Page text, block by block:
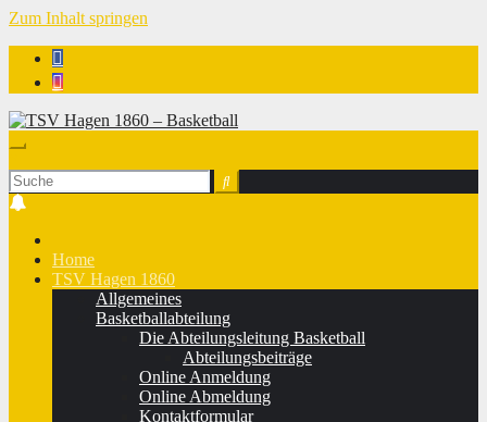
Zum Inhalt springen
Home
TSV Hagen 1860
Allgemeines
Basketballabteilung
Die Abteilungsleitung Basketball
Abteilungsbeiträge
Online Anmeldung
Online Abmeldung
Kontaktformular